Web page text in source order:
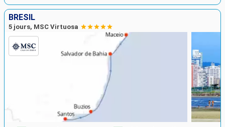
BRÉSIL
5 jours, MSC Virtuosa